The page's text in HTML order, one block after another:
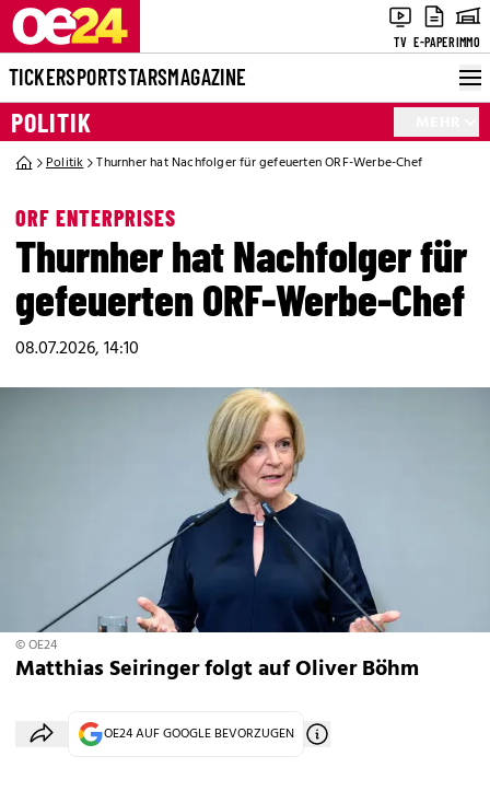
TV E-PAPERIMMO
TICKERSPORTSTARSMAGAZINE
POLITIK
Politik Thurnher hat Nachfolger für gefeuerten ORF-Werbe-Chef
ORF ENTERPRISES
Thurnher hat Nachfolger für
gefeuerten ORF-Werbe-Chef
08.07.2026, 14:10
© OE24
Matthias Seiringer folgt auf Oliver Böhm
OE24 AUF GOOGLE BEVORZUGEN